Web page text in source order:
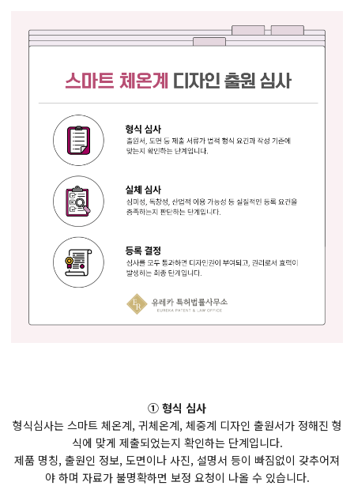
① 형식 심사
형식심사는 스마트 체온계, 귀체온계, 체중계 디자인 출원서가 정해진 형
식에 맞게 제출되었는지 확인하는 단계입니다.
제품 명칭, 출원인 정보, 도면이나 사진, 설명서 등이 빠짐없이 갖추어져
야 하며 자료가 불명확하면 보정 요청이 나올 수 있습니다.